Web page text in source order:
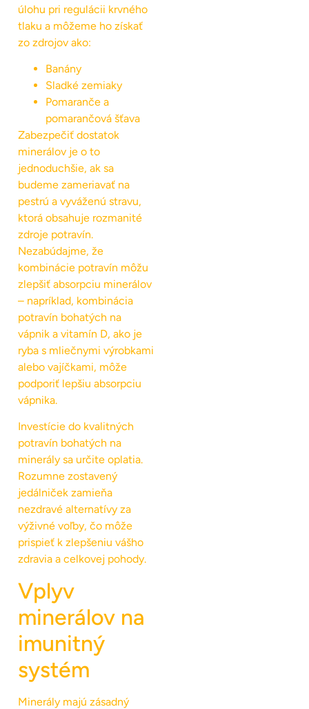
úlohu pri regulácii krvného
tlaku a môžeme ho získať
zo zdrojov ako:
Banány
Sladké zemiaky
Pomaranče a
pomarančová šťava
Zabezpečiť dostatok
minerálov je o to
jednoduchšie, ak sa
budeme zameriavať na
pestrú a vyváženú stravu,
ktorá obsahuje rozmanité
zdroje potravín.
Nezabúdajme, že
kombinácie potravín môžu
zlepšiť absorpciu minerálov
– napríklad, kombinácia
potravín bohatých na
vápnik a vitamín D, ako je
ryba s mliečnymi výrobkami
alebo vajíčkami, môže
podporiť lepšiu absorpciu
vápnika.
Investície do kvalitných
potravín bohatých na
minerály sa určite oplatia.
Rozumne zostavený
jedálniček zamieňa
nezdravé alternatívy za
výživné voľby, čo môže
prispieť k zlepšeniu vášho
zdravia a celkovej pohody.
Vplyv
minerálov na
imunitný
systém
Minerály majú zásadný